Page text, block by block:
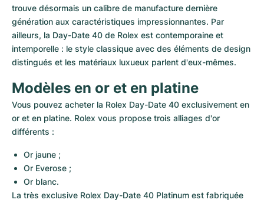
trouve désormais un calibre de manufacture dernière
génération aux caractéristiques impressionnantes. Par
ailleurs, la Day-Date 40 de Rolex est contemporaine et
intemporelle : le style classique avec des éléments de design
distingués et les matériaux luxueux parlent d'eux-mêmes.
Modèles en or et en platine
Vous pouvez acheter la Rolex Day-Date 40 exclusivement en
or et en platine. Rolex vous propose trois alliages d'or
différents :
Or jaune ;
Or Everose ;
Or blanc.
La très exclusive Rolex Day-Date 40 Platinum est fabriquée